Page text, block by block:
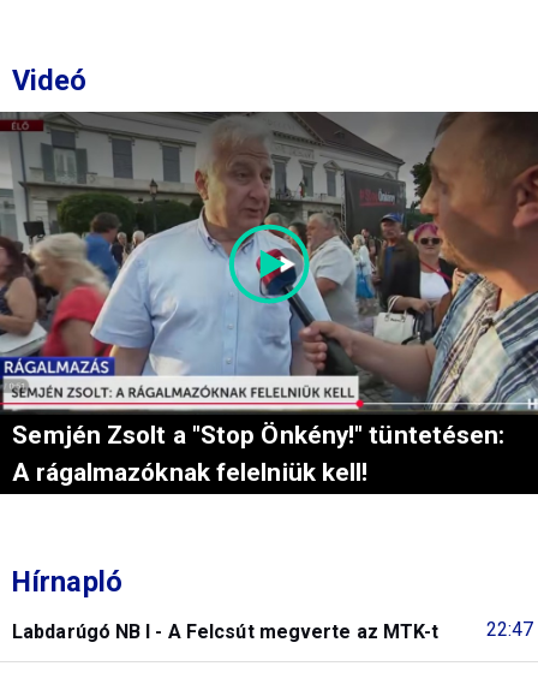
Videó
Semjén Zsolt a "Stop Önkény!" tüntetésen:
A rágalmazóknak felelniük kell!
Hírnapló
22:47
Labdarúgó NB I - A Felcsút megverte az MTK-t